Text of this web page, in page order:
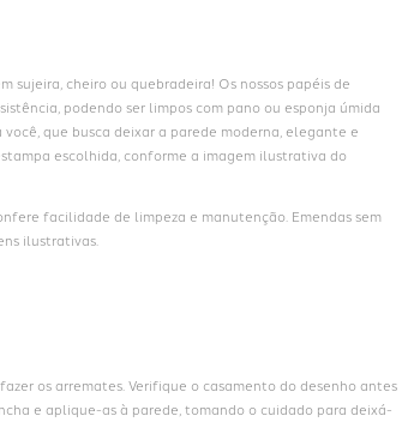
sujeira, cheiro ou quebradeira! Os nossos papéis de
podendo ser limpos com pano ou esponja úmida
que busca deixar a parede moderna, elegante e
escolhida, conforme a imagem ilustrativa do
facilidade de limpeza e manutenção. Emendas sem
ilustrativas.
os arremates. Verifique o casamento do desenho antes
e aplique-as à parede, tomando o cuidado para deixá-